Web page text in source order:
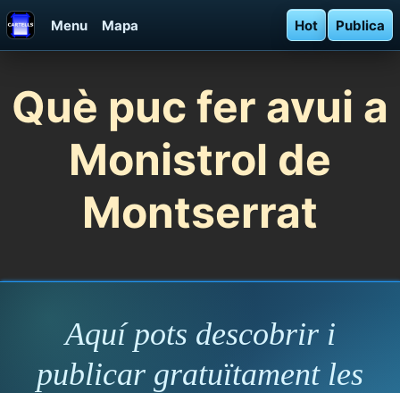
Menu Mapa Hot Publica
Què puc fer avui a
Monistrol de
Montserrat
Aquí pots descobrir i
publicar gratuïtament les